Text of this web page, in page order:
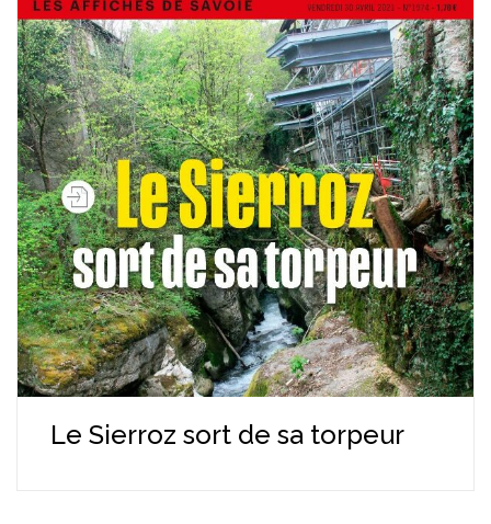
Le Sierroz sort de sa torpeur